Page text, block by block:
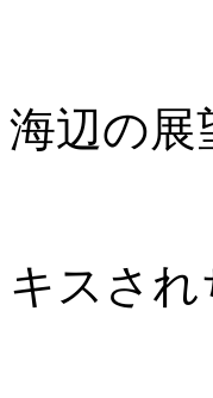
海辺の展
キスされ